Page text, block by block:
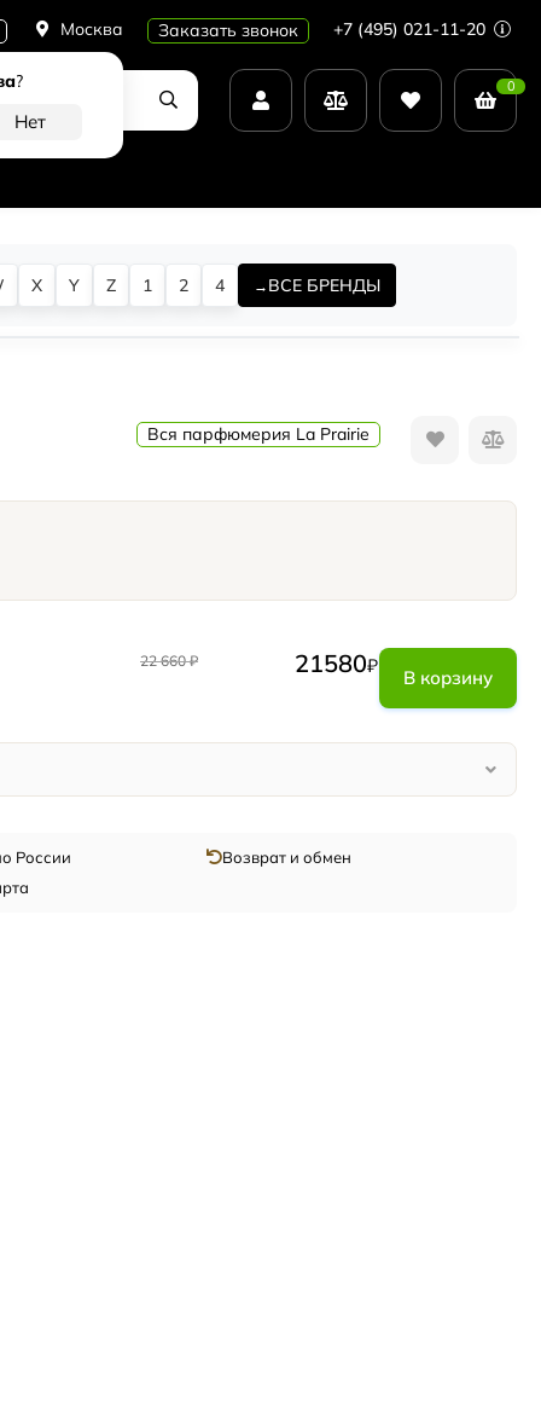
Москва
?
Заказать звонок +7 (495) 021-11-20
0
X Y Z 1 2 4 ВСЕ БРЕНДЫ
Вся парфюмерия La Prairie
22 660₽ 21580₽
В корзину
России
Возврат и обмен